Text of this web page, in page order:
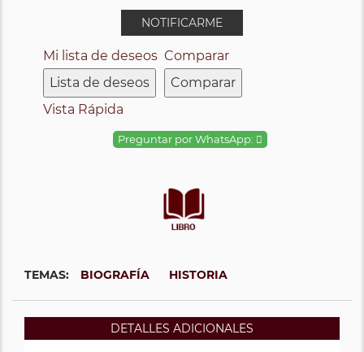
NOTIFICARME
Mi lista de deseos
Lista de deseos
Comparar
Comparar
Vista Rápida
Preguntar por WhatsApp:
TEMAS: BIOGRAFÍA HISTORIA
DETALLES ADICIONALES